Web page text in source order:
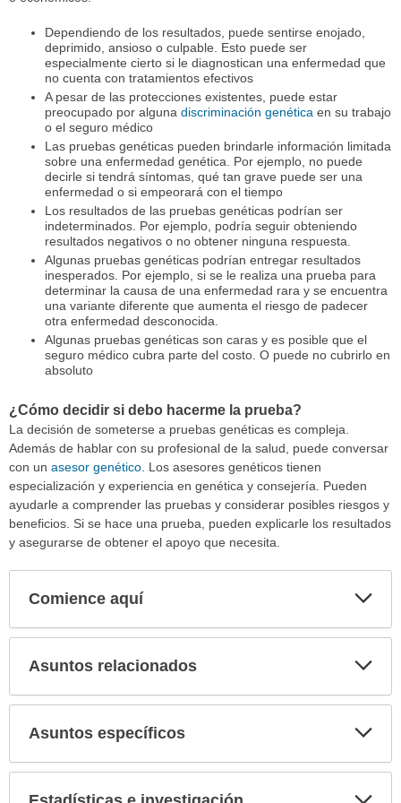
Dependiendo de los resultados, puede sentirse enojado,
deprimido, ansioso o culpable. Esto puede ser
especialmente cierto si le diagnostican una enfermedad que
no cuenta con tratamientos efectivos
A pesar de las protecciones existentes, puede estar
preocupado por alguna discriminación genética en su trabajo
o el seguro médico
Las pruebas genéticas pueden brindarle información limitada
sobre una enfermedad genética. Por ejemplo, no puede
decirle si tendrá síntomas, qué tan grave puede ser una
enfermedad o si empeorará con el tiempo
Los resultados de las pruebas genéticas podrían ser
indeterminados. Por ejemplo, podría seguir obteniendo
resultados negativos o no obtener ninguna respuesta.
Algunas pruebas genéticas podrían entregar resultados
inesperados. Por ejemplo, si se le realiza una prueba para
determinar la causa de una enfermedad rara y se encuentra
una variante diferente que aumenta el riesgo de padecer
otra enfermedad desconocida.
Algunas pruebas genéticas son caras y es posible que el
seguro médico cubra parte del costo. O puede no cubrirlo en
absoluto
¿Cómo decidir si debo hacerme la prueba?
La decisión de someterse a pruebas genéticas es compleja.
Además de hablar con su profesional de la salud, puede conversar
con un asesor genético . Los asesores genéticos tienen
especialización y experiencia en genética y consejería. Pueden
ayudarle a comprender las pruebas y considerar posibles riesgos y
beneficios. Si se hace una prueba, pueden explicarle los resultados
y asegurarse de obtener el apoyo que necesita.
Comience aquí
Asuntos relacionados
Asuntos específicos